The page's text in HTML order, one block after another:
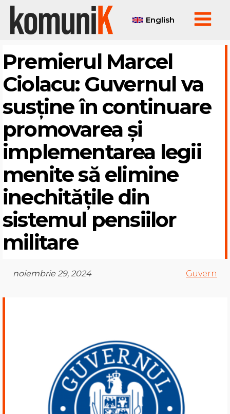
English
Premierul Marcel
Ciolacu: Guvernul va
susține în continuare
promovarea și
implementarea legii
menite să elimine
inechitățile din
sistemul pensiilor
militare
noiembrie 29, 2024 Guvern